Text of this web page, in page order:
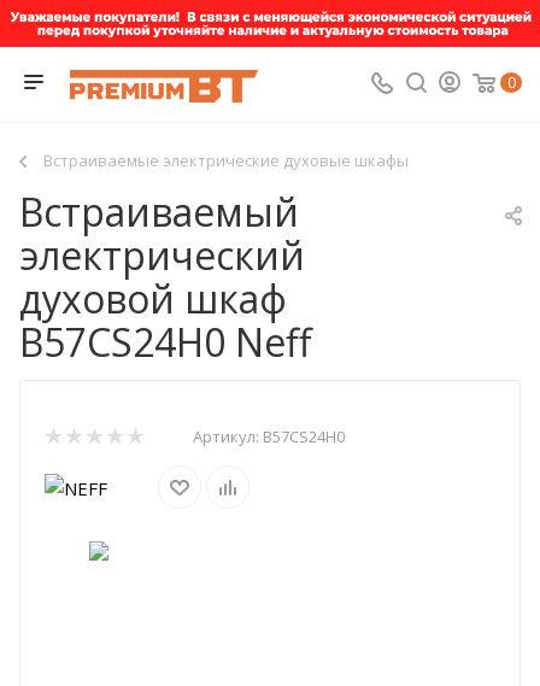
0
Встраиваемые электрические духовые шкафы
Встраиваемый
электрический
духовой шкаф
B57CS24H0 Neff
Артикул: B57CS24H0